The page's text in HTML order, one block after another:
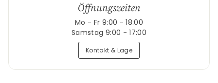
Öffnungszeiten
Mo - Fr 9:00 - 18:00
Samstag 9:00 - 17:00
Kontakt & Lage